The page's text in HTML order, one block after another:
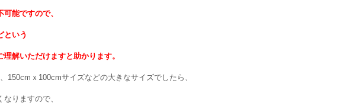
能ですので、
という
解いただけますと助かります。
150cmｘ100cmサイズなどの大きなサイズでしたら、
りますので、